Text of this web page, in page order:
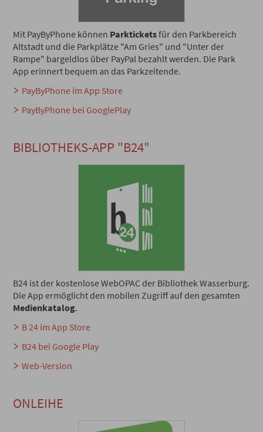
Mit PayByPhone können Parkticketsfür den Parkbereich
Altstadt und die Parkplätze "Am Gries" und "Unter der
Rampe" bargeldlos über PayPal bezahlt werden. Die Park
App erinnert bequem an das Parkzeitende.
PayByPhone im App Store
PayByPhone bei GooglePlay
BIBLIOTHEKS-APP "B24"
B24 ist der kostenlose WebOPAC der Bibliothek Wasserburg.
Die App ermöglicht den mobilen Zugriff auf den gesamten
Medienkatalog.
B 24 im App Store
B24 bei Google Play
Web-Version
ONLEIHE